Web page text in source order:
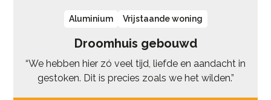
Aluminium Vrijstaande woning
Droomhuis gebouwd
“We hebben hier zó veel tijd, liefde en aandacht in
gestoken. Dit is precies zoals we het wilden.”